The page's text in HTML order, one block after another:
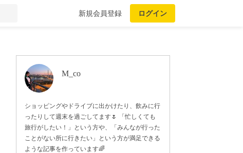
新規会員登録 ログイン
M_co
ショッピングやドライブに出かけたり、飲みに行
ったりして週末を過ごしてます🌷 「忙しくても
旅行がしたい！」という方や、「みんなが行った
ことがない所に行きたい」という方が満足できる
ような記事を作っています🌈